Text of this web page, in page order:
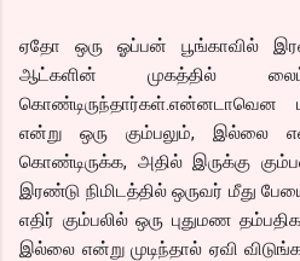
ஏதோ ஒரு ஓப்பன் பூங்காவில்
ஆட்களின் முகத்தில்
கொண்டிருந்தார்கள்.என்னடாவென
என்று ஒரு கும்பலும், இல்லை
கொண்டிருக்க, அதில் இருக்கு
இரண்டு நிமிடத்தில் ஒருவர் மீது
எதிர் கும்பலில் ஒரு புதுமண
இல்லை என்று முடிந்தால் ஏவி